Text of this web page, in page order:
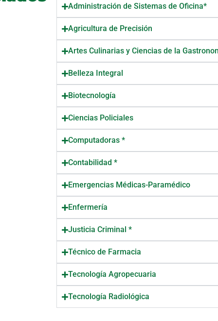
Administración de Sistemas de Oficina*
Agricultura de Precisión
Artes Culinarias y Ciencias de la
Belleza Integral
Biotecnología
Ciencias Policiales
Computadoras *
Contabilidad *
Emergencias Médicas-Paramédico
Enfermería
Justicia Criminal *
Técnico de Farmacia
Tecnología Agropecuaria
Tecnología Radiológica